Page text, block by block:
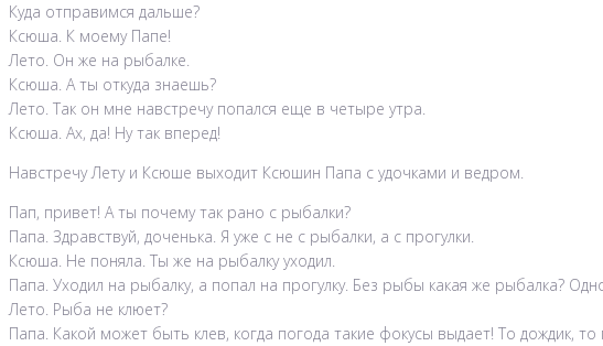
Куда отправимся дальше?
Ксюша. К моему Папе!
Лето. Он же на рыбалке.
Ксюша. А ты откуда знаешь?
Лето. Так он мне навстречу попался еще в четыре утра.
Ксюша. Ах, да! Ну так вперед!
Навстречу Лету и Ксюше выходит Ксюшин Папа с удочками и ведром.
Пап, привет! А ты почему так рано с рыбалки?
Папа. Здравствуй, доченька. Я уже с не с рыбалки, а с прогулки.
Ксюша. Не поняла. Ты же на рыбалку уходил.
Папа. Уходил на рыбалку, а попал на прогулку. Без рыбы какая же рыбалка?
Лето. Рыба не клюет?
Папа. Какой может быть клев, когда погода такие фокусы выдает! То дождик, то